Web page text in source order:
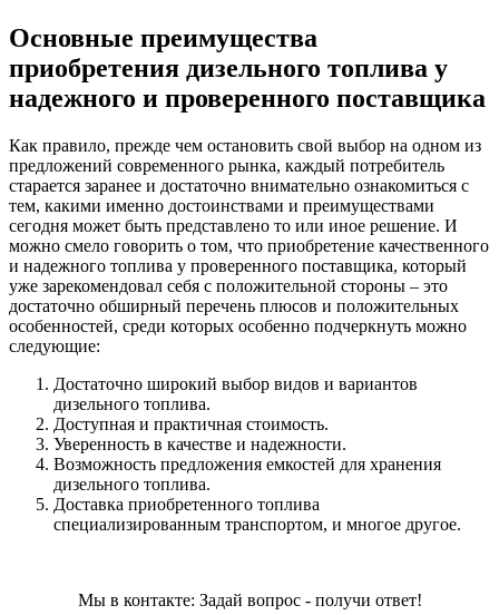
Основные преимущества
приобретения дизельного топлива у
надежного и проверенного поставщика
Как правило, прежде чем остановить свой выбор на одном из
предложений современного рынка, каждый потребитель
старается заранее и достаточно внимательно ознакомиться с
тем, какими именно достоинствами и преимуществами
сегодня может быть представлено то или иное решение. И
можно смело говорить о том, что приобретение качественного
и надежного топлива у проверенного поставщика, который
уже зарекомендовал себя с положительной стороны – это
достаточно обширный перечень плюсов и положительных
особенностей, среди которых особенно подчеркнуть можно
следующие:
Достаточно широкий выбор видов и вариантов
дизельного топлива.
Доступная и практичная стоимость.
Уверенность в качестве и надежности.
Возможность предложения емкостей для хранения
дизельного топлива.
Доставка приобретенного топлива
специализированным транспортом, и многое другое.
Мы в контакте: Задай вопрос - получи ответ!